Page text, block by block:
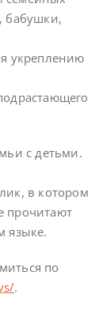
бабушки,
укреплению
с детьми.
в котором
прочитают
языке.
по
.